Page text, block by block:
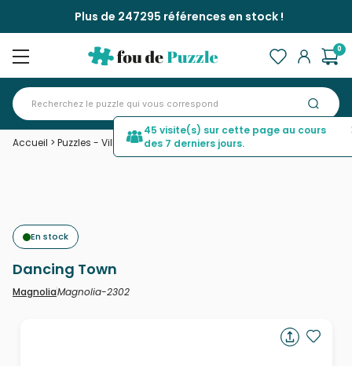
Plus de 247295 références en stock !
0
Accueil > Puzzles - Villes et Villages >Dancing Town
En stock
Dancing Town
MagnoliaMagnolia-2302
45 visite(s) sur cette page au cours
des 7 derniers jours.